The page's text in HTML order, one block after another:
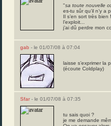
"sa toute nouvelle
es-tu sûr qu’il n’y
Il s’en sort très
l’exploit...
j’ai dû perdre mon
gab - le 01/07/08 à 07:04
laisse s’exprimer la
(écoute Coldplay)
Sfar - le 01/07/08 à 07:35
tu sais quoi ?
je me demande